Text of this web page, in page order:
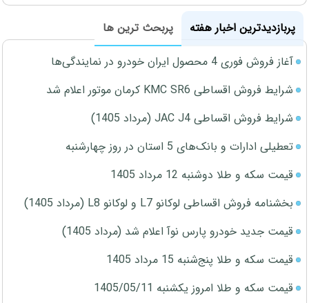
پربازدیدترین اخبار هفته
پربحث ترین ها
آغاز فروش فوری 4 محصول ایران خودرو در نمایندگی‌ها
شرایط فروش اقساطی KMC SR6 کرمان موتور اعلام شد
شرایط فروش اقساطی JAC J4 (مرداد 1405)
تعطیلی ادارات و بانک‌های 5 استان در روز چهارشنبه
قیمت سکه و طلا دوشنبه 12 مرداد 1405
بخشنامه فروش اقساطی لوکانو L7 و لوکانو L8 (مرداد 1405)
قیمت جدید خودرو پارس نوآ اعلام شد (مرداد 1405)
قیمت سکه و طلا پنج‌شنبه 15 مرداد 1405
قیمت سکه و طلا امروز یکشنبه 1405/05/11